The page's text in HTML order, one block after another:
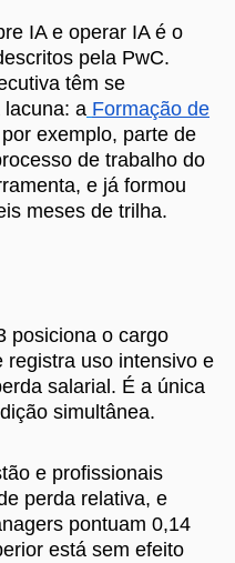
IA e operar IA é o
pela PwC.
têm se
lacuna: a Formação de
exemplo, parte de
de trabalho do
e já formou
meses de trilha.
posiciona o cargo
registra uso intensivo e
salarial. É a única
simultânea.
e profissionais
perda relativa, e
pontuam 0,14
está sem efeito